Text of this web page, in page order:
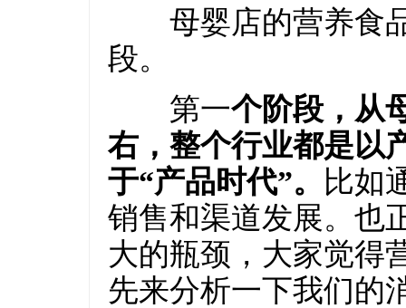
母婴店的营养食品
段。
第一个阶段，从
右，整个行业都是以
于“产品时代”。
比如
销售和渠道发展。也
大的瓶颈，大家觉得
先来分析一下我们的